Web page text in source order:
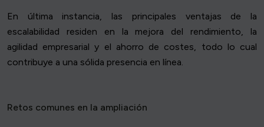
En última instancia, las principales ventajas de la
escalabilidad residen en la mejora del rendimiento, la
agilidad empresarial y el ahorro de costes, todo lo cual
contribuye a una sólida presencia en línea.
Retos comunes en la ampliación